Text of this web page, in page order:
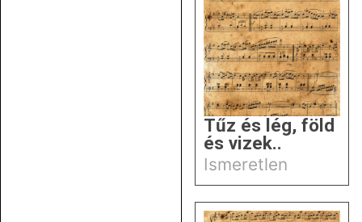
Tűz és lég, föld
és vizek..
Ismeretlen